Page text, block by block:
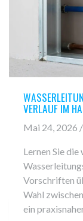
VERLAUF IM
Mai 24, 2026
Lernen Sie
Vorschriften
Wahl
ein